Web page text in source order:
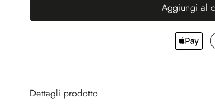
Aggiungi al
Dettagli prodotto